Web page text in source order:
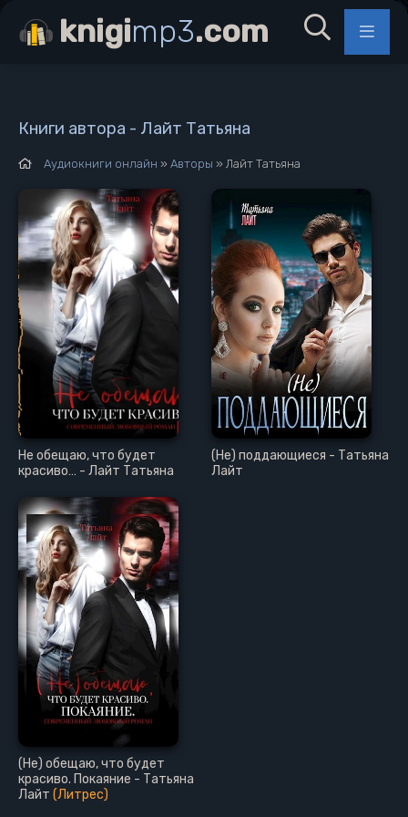
Книги автора - Лайт Татьяна
Аудиокниги онлайн » Авторы » Лайт Татьяна
Не обещаю, что будет
красиво… - Лайт Татьяна
(Не) поддающиеся - Татьяна
Лайт
(Не) обещаю, что будет
красиво. Покаяние - Татьяна
Лайт (Литрес)
knigimp3.com